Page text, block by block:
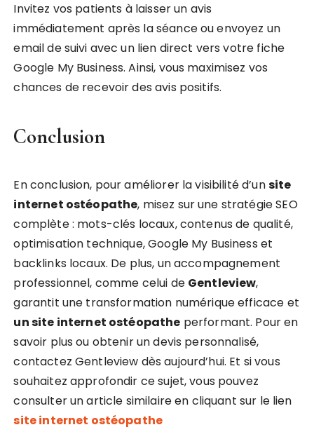
Invitez vos patients à laisser un avis
immédiatement après la séance ou envoyez un
email de suivi avec un lien direct vers votre fiche
Google My Business. Ainsi, vous maximisez vos
chances de recevoir des avis positifs.
Conclusion
En conclusion, pour améliorer la visibilité d’unsite
internet ostéopathe, misez sur une stratégie SEO
complète : mots-clés locaux, contenus de qualité,
optimisation technique, Google My Business et
backlinks locaux. De plus, un accompagnement
professionnel, comme celui de Gentleview,
garantit une transformation numérique efficace et
un site internet ostéopathe performant. Pour en
savoir plus ou obtenir un devis personnalisé,
contactez Gentleview dès aujourd’hui. Et si vous
souhaitez approfondir ce sujet, vous pouvez
consulter un article similaire en cliquant sur le lien
site internet ostéopathe